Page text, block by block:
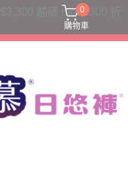
夜用款
0
購物車
輸碼 moon300 折